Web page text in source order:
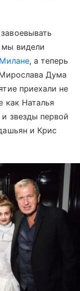
видели
, а теперь
Дума
приехали не
как Наталья
звезды первой
и Крис